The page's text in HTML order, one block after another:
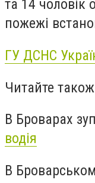
та 14 чоловік
пожежі
ГУ ДСНС
Читайте
В Броварах
водія
В